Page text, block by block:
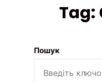
Tag:
Пошук